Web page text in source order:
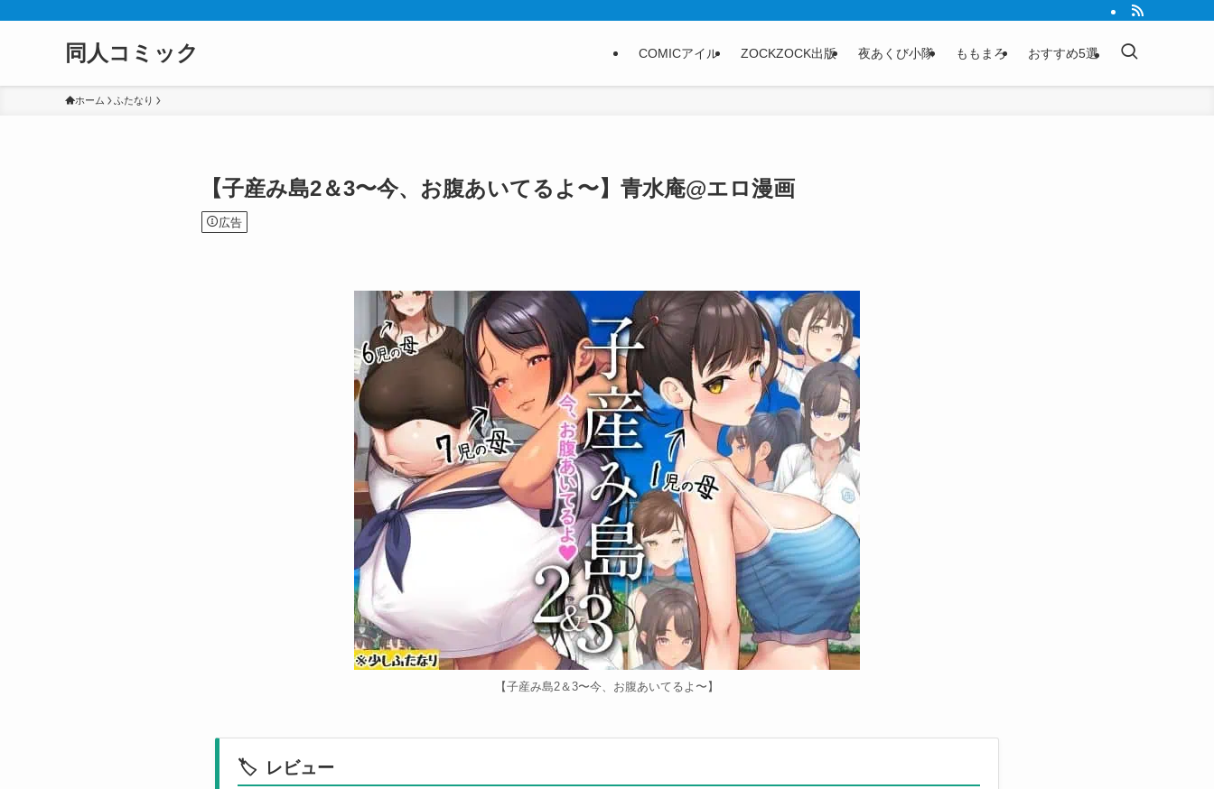
同人コミック COMICアイル ZOCKZOCK出版 夜あくび小隊 ももまろ おすすめ5選
ホーム ふたなり
【子産み島2＆3〜今、お腹あいてるよ〜】青水庵@エロ漫画
広告
【子産み島2＆3〜今、お腹あいてるよ〜】
🏷️ レビュー